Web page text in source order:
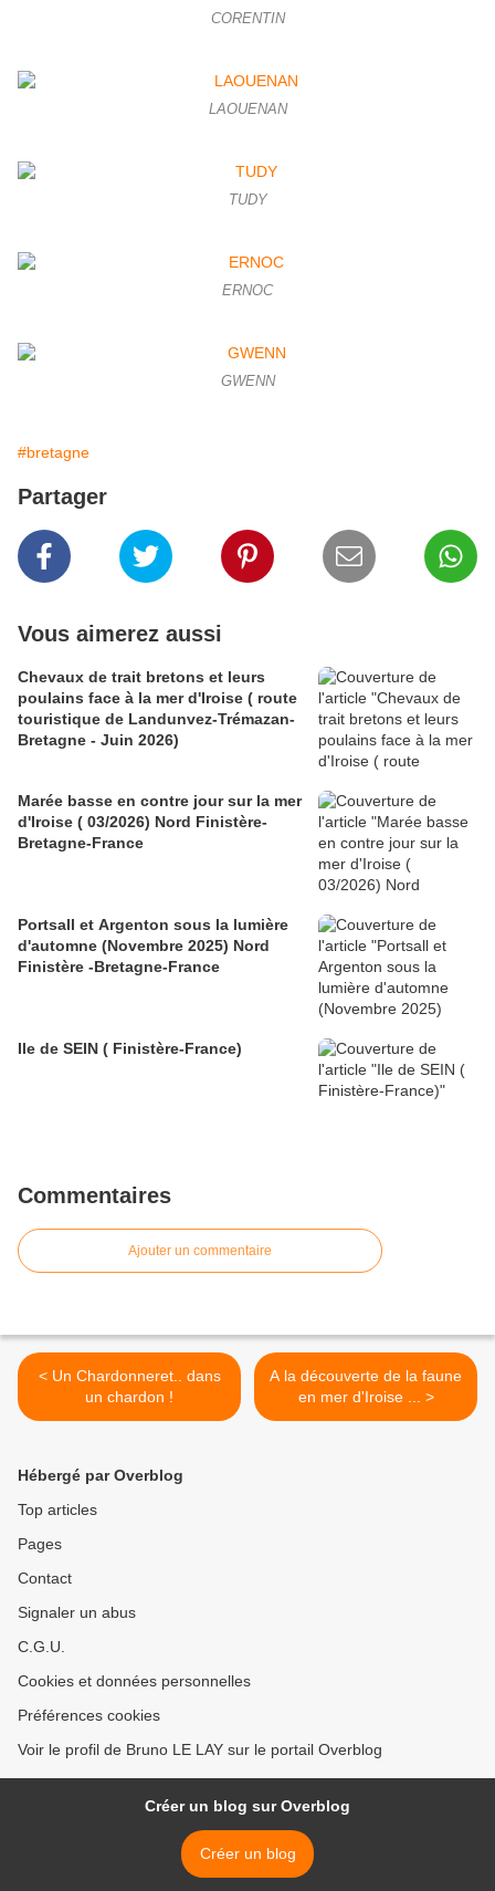
CORENTIN
LAOUENAN
TUDY
ERNOC
GWENN
#bretagne
Partager
Vous aimerez aussi
Chevaux de trait bretons et leurs
poulains face à la mer d'Iroise ( route
touristique de Landunvez-Trémazan-
Bretagne - Juin 2026)
Marée basse en contre jour sur la mer
d'Iroise ( 03/2026) Nord Finistère-
Bretagne-France
Portsall et Argenton sous la lumière
d'automne (Novembre 2025) Nord
Finistère -Bretagne-France
Ile de SEIN ( Finistère-France)
Commentaires
Ajouter un commentaire
< Un Chardonneret.. dans
un chardon !
A la découverte de la faune
en mer d'Iroise ... >
Hébergé par Overblog
Top articles
Pages
Contact
Signaler un abus
C.G.U.
Cookies et données personnelles
Préférences cookies
Voir le profil de Bruno LE LAY sur le portail Overblog
Créer un blog sur Overblog
Créer un blog